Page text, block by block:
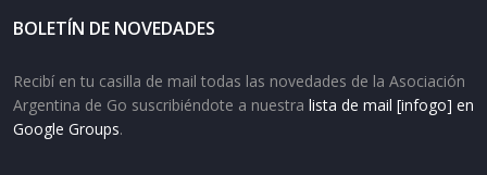
BOLETÍN DE NOVEDADES
Recibí en tu casilla de mail todas las novedades de la Asociación
Argentina de Go suscribiéndote a nuestra lista de mail [infogo] en
Google Groups.